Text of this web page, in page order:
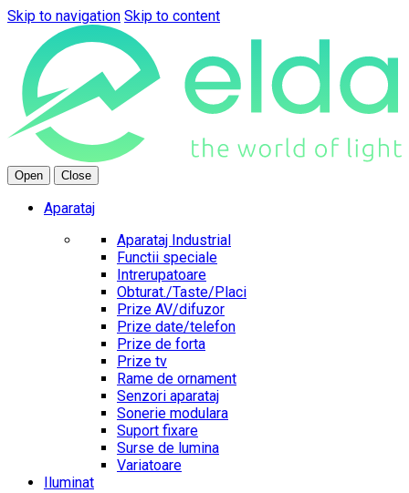
Skip to navigation Skip to content
Open Close
Aparataj
Aparataj Industrial
Functii speciale
Intrerupatoare
Obturat./Taste/Placi
Prize AV/difuzor
Prize date/telefon
Prize de forta
Prize tv
Rame de ornament
Senzori aparataj
Sonerie modulara
Suport fixare
Surse de lumina
Variatoare
Iluminat